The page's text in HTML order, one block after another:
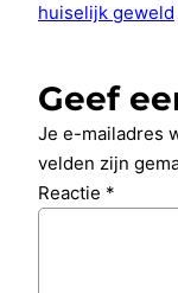
huiselijk geweld
Geef
Je e-mailadres
velden zijn
Reactie *